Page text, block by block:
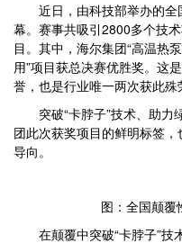
近日，由科技部举办的全
幕。赛事共吸引2800多个技
目。其中，海尔集团“高温热
用”项目获总决赛优胜奖。这
誉，也是行业唯一两次获此殊
突破“卡脖子”技术、助力
团此次获奖项目的鲜明标签
导向。
图：全国颠覆
在颠覆中突破“卡脖子”技